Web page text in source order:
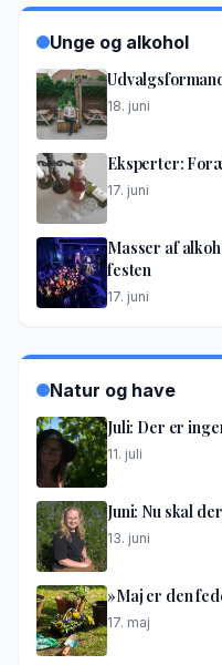
Unge og alkohol
18. juni
Eksperter:
17. juni
Masser af
festen
17. juni
Natur og have
Juli: Der er
11. juli
Juni: Nu skal
13. juni
»Maj er den
17. maj